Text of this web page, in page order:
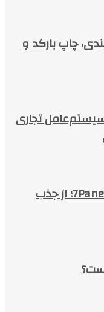
چاپ بارکد و
تجاری
خدمات شبکه‌های اجتماعی 7Panel؛ از جذب